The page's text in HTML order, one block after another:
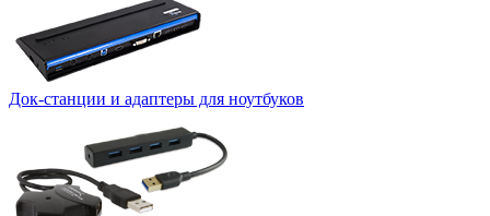
Док-станции и адаптеры для ноутбуков